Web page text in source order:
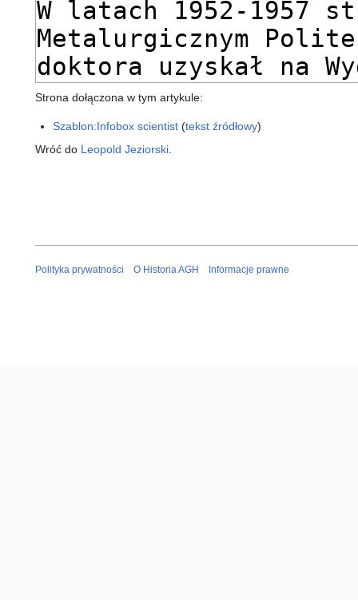
Strona dołączona w tym artykule:
Szablon:Infobox scientist (tekst źródłowy)
Wróć do Leopold Jeziorski
Polityka prywatności O Historia AGH Informacje prawne